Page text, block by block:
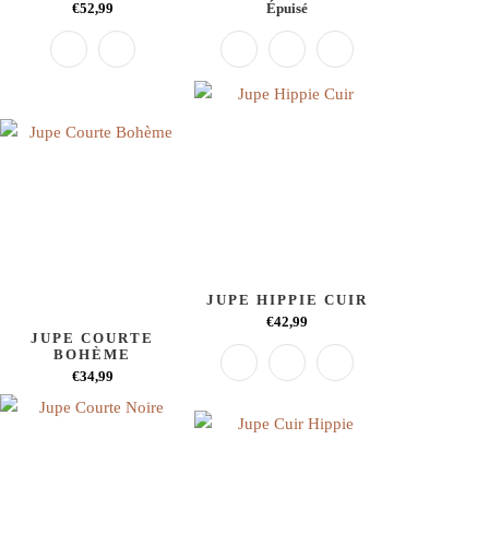
€52,99
Épuisé
JUPE COURTE
BOHÈME
€34,99
JUPE HIPPIE CUIR
€42,99